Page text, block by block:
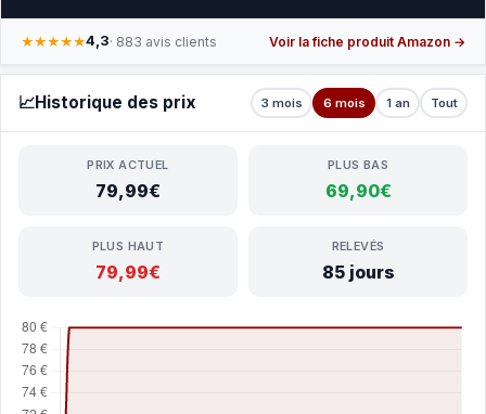
★★★★★4,3· 883 avis clients Voir la fiche produit Amazon →
📈Historique des prix 3 mois 6 mois 1 an Tout
PRIX ACTUEL
79,99€
PLUS BAS
69,90€
PLUS HAUT
79,99€
RELEVÉS
85 jours